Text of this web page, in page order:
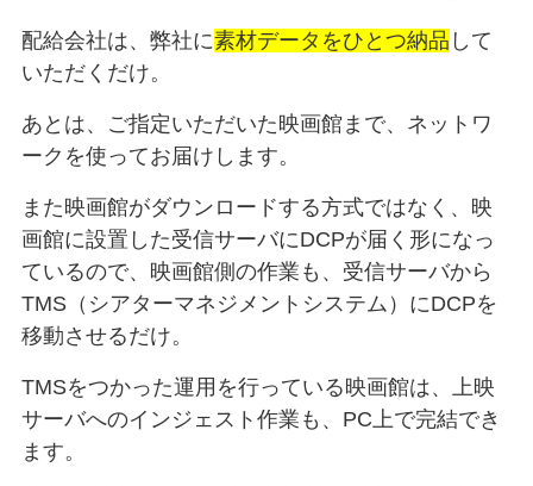
配給会社は、弊社に素材データをひとつ納品 して
いただくだけ。
あとは、ご指定いただいた映画館まで、ネットワ
ークを使ってお届けします。
また映画館がダウンロードする方式ではなく、映
画館に設置した受信サーバにDCPが届く形になっ
ているので、映画館側の作業も、受信サーバから
TMS（シアターマネジメントシステム）にDCPを
移動させるだけ。
TMSをつかった運用を行っている映画館は、上映
サーバへのインジェスト作業も、PC上で完結でき
ます。